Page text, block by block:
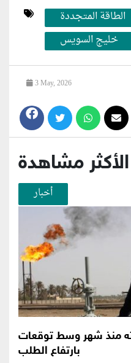
الطاقة المتجددة
خليج السويس
3 May, 2026
الأكثر مشاهدة
أخبار
منذ شهر وسط توقعات
بارتفاع الطلب